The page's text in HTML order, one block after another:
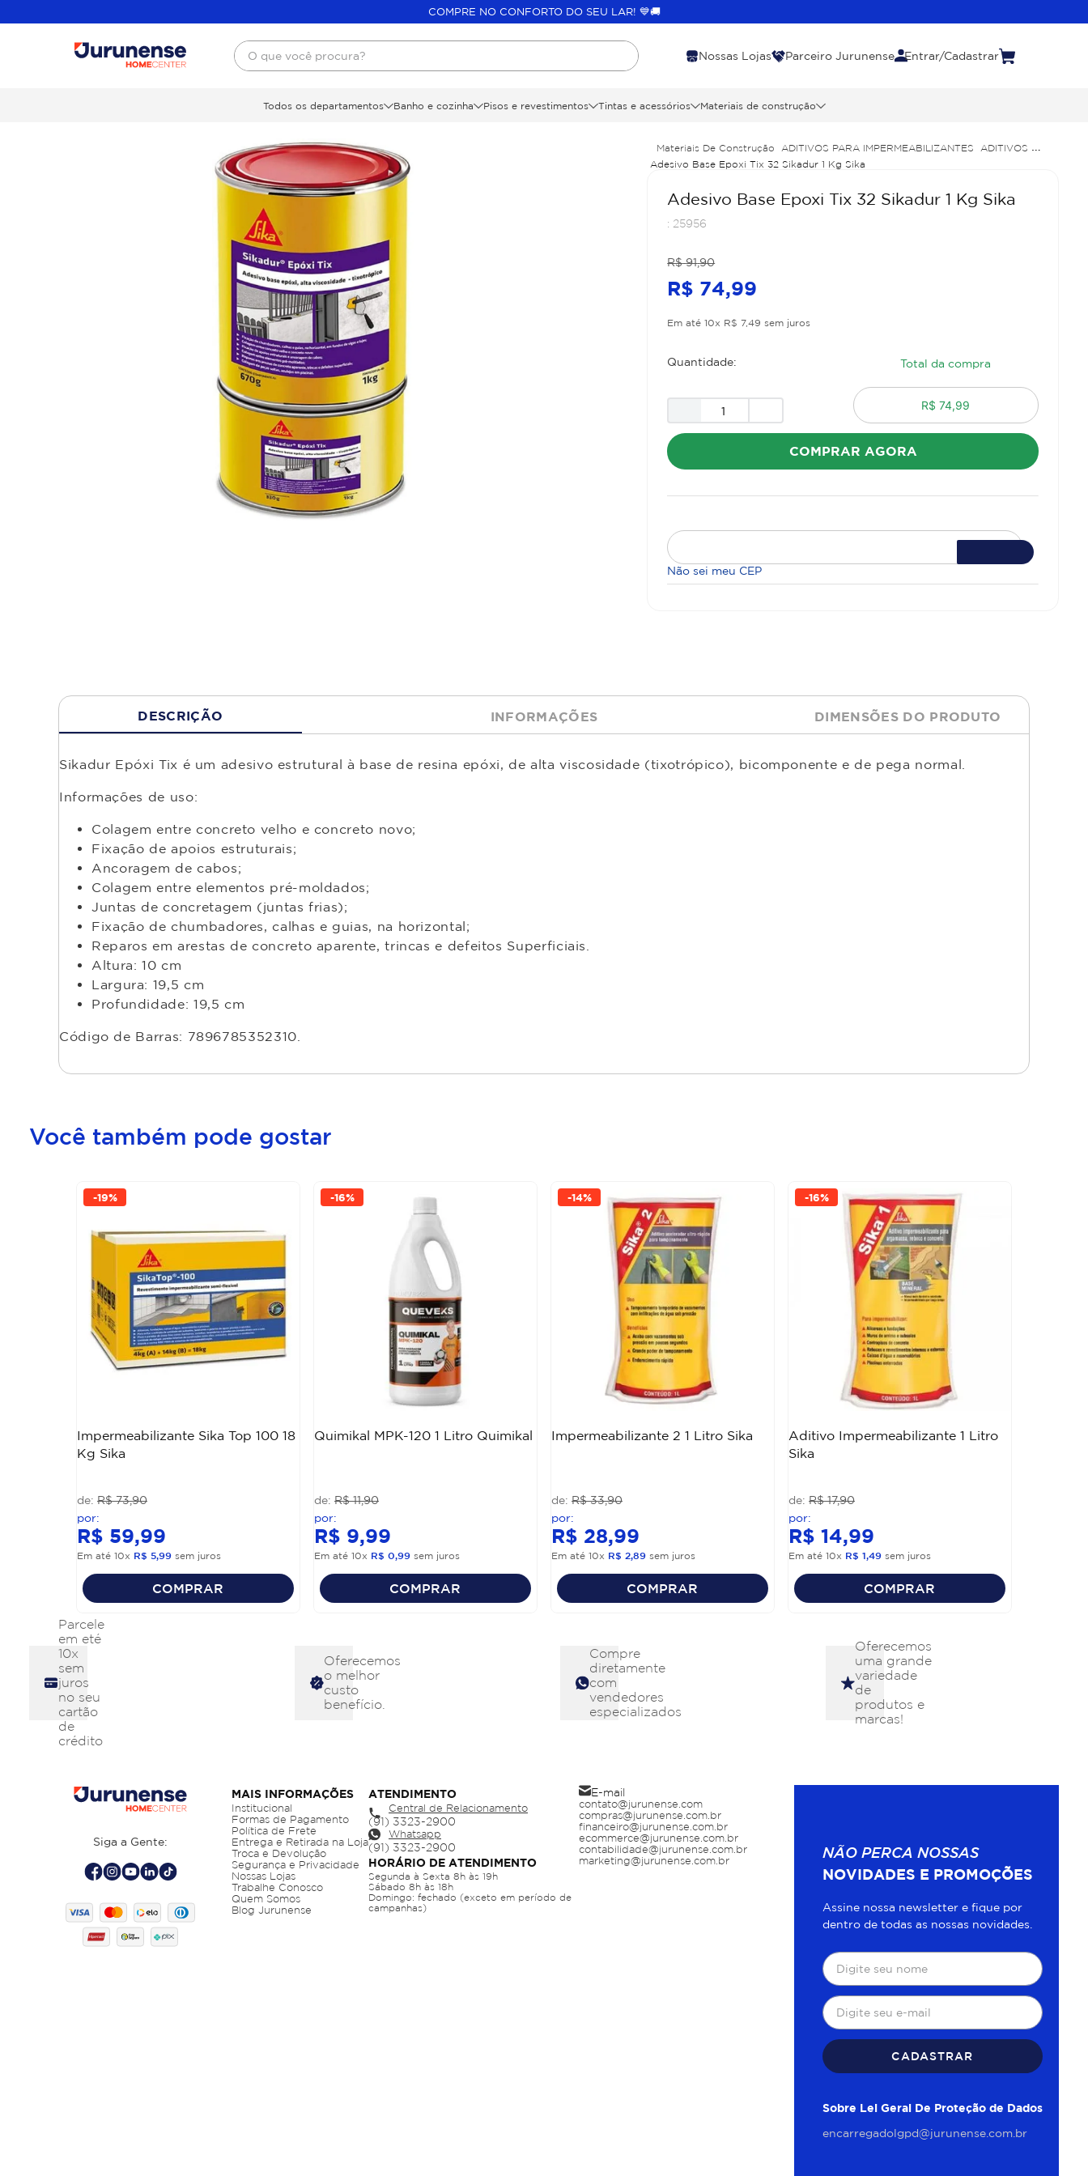
COMPRE NO CONFORTO DO SEU LAR! 💙🚚
O que você procura?
Nossas Lojas Parceiro Jurunense Entrar/Cadastrar
Todos os departamentos Banho e cozinha Pisos e revestimentos Tintas e acessórios Materiais de construção
Materiais De Construção ADITIVOS PARA IMPERMEABILIZANTES
ADITIVOS
Adesivo Base Epoxi Tix 32 Sikadur 1 Kg Sika
Adesivo Base Epoxi Tix 32 Sikadur 1 Kg Sika
: 25956
R$ 91,90
R$ 74,99
Em até10x R$ 7,49 sem juros
Quantidade: Total da compra
R$ 74,99
COMPRAR AGORA
Não sei meu CEP
DESCRIÇÃO INFORMAÇÕES DIMENSÕES DO PRODUTO
Sikadur Epóxi Tix é um adesivo estrutural à base de resina epóxi, de alta viscosidade (tixotrópico), bicomponente e de pega normal.
Informações de uso:
Colagem entre concreto velho e concreto novo;
Fixação de apoios estruturais;
Ancoragem de cabos;
Colagem entre elementos pré-moldados;
Juntas de concretagem (juntas frias);
Fixação de chumbadores, calhas e guias, na horizontal;
Reparos em arestas de concreto aparente, trincas e defeitos Superficiais.
Altura: 10 cm
Largura: 19,5 cm
Profundidade: 19,5 cm
Código de Barras: 7896785352310.
Você também pode gostar
-19%
Impermeabilizante Sika Top 100 18
Kg Sika
R$ 73,90
R$ 59,99
Em até10x R$ 5,99 sem juros
COMPRAR
-16%
Quimikal MPK-120 1 Litro Quimikal
R$ 11,90
R$ 9,99
Em até10x R$ 0,99 sem juros
COMPRAR
-14%
Impermeabilizante 2 1 Litro Sika
R$ 33,90
R$ 28,99
Em até10x R$ 2,89 sem juros
COMPRAR
-16%
Aditivo Impermeabilizante 1 Litro
Sika
R$ 17,90
R$ 14,99
Em até10x R$ 1,49 sem juros
COMPRAR
Parcele
em eté
10x
sem
juros
no seu
cartão
de
crédito
Oferecemos
o melhor
custo
benefício.
Compre
diretamente
com
vendedores
especializados
Oferecemos
uma grande
variedade
de
produtos e
marcas!
Siga a Gente:
MAIS INFORMAÇÕES
Institucional
Formas de Pagamento
Política de Frete
Entrega e Retirada na Loja
Troca e Devolução
Segurança e Privacidade
Nossas Lojas
Trabalhe Conosco
Quem Somos
Blog Jurunense
ATENDIMENTO
Central de Relacionamento
Whatsapp
HORÁRIO DE ATENDIMENTO
Segunda à Sexta 8h às 19h
Sábado 8h às 18h
Domingo: fechado (exceto em período de
campanhas)
E-mail
contato@jurunense.com
compras@jurunense.com.br
financeiro@jurunense.com.br
ecommerce@jurunense.com.br
contabilidade@jurunense.com.br
marketing@jurunense.com.br
NÃO PERCA NOSSAS
NOVIDADES E PROMOÇÕES
Assine nossa newsletter e fique por
dentro de todas as nossas novidades.
CADASTRAR
Sobre Lei Geral De Proteção de Dados
encarregadolgpd@jurunense.com.br